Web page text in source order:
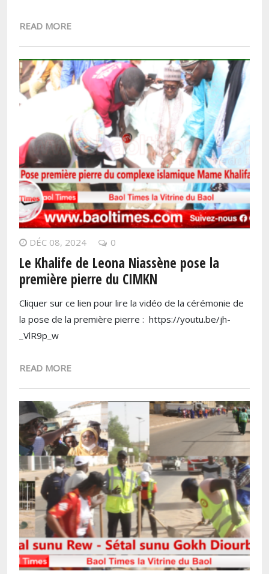
READ MORE
DÉC 08, 2024 0
Le Khalife de Leona Niassène pose la
première pierre du CIMKN
Cliquer sur ce lien pour lire la vidéo de la cérémonie de
la pose de la première pierre : https://youtu.be/jh-
_VlR9p_w
READ MORE